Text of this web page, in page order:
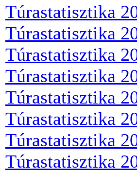
Túrastatisztika
Túrastatisztika
Túrastatisztika
Túrastatisztika
Túrastatisztika
Túrastatisztika
Túrastatisztika
Túrastatisztika